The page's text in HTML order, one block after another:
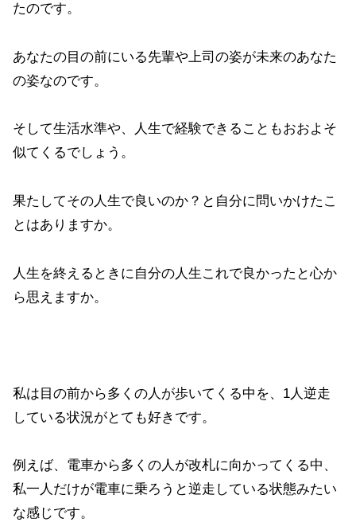
たのです。
あなたの目の前にいる先輩や上司の姿が未来のあなた
の姿なのです。
そして生活水準や、人生で経験できることもおおよそ
似てくるでしょう。
果たしてその人生で良いのか？と自分に問いかけたこ
とはありますか。
人生を終えるときに自分の人生これで良かったと心か
ら思えますか。
私は目の前から多くの人が歩いてくる中を、1人逆走
している状況がとても好きです。
例えば、電車から多くの人が改札に向かってくる中、
私一人だけが電車に乗ろうと逆走している状態みたい
な感じです。